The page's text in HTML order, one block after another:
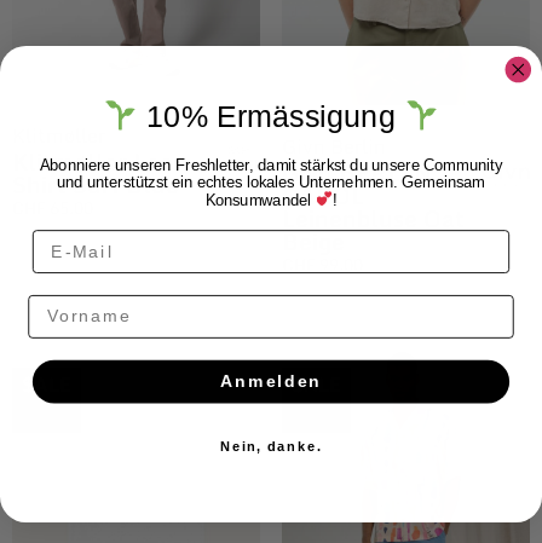
Klitmøller Leon
Shirt Surf Blue Givn BERLIN
CAROL
Beige
$ALE $ALE
10% Ermässigung
Abonniere unseren Freshletter, damit stärkst du unsere Community
und unterstützst ein echtes lokales Unternehmen. Gemeinsam
Konsumwandel !
Vorname
Anmelden
Nein, danke.